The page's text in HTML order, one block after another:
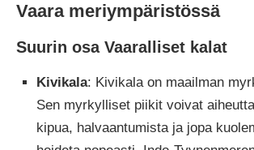
Vaara meriympäristössä
Suurin osa Vaaralliset kalat
Kivikala: Kivikala on maailman
Sen myrkylliset piikit voivat
kipua, halvaantumista ja jopa